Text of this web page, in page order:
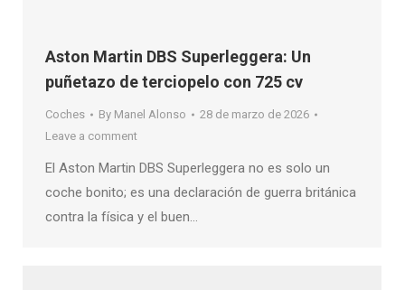
Aston Martin DBS Superleggera: Un
puñetazo de terciopelo con 725 cv
Coches By Manel Alonso
28 de marzo de 2026
Leave a comment
El Aston Martin DBS Superleggera no es solo un
coche bonito; es una declaración de guerra británica
contra la física y el buen…